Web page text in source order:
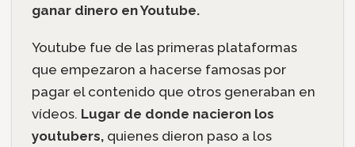
ganar dinero en Youtube.
Youtube fue de las primeras plataformas
que empezaron a hacerse famosas por
pagar el contenido que otros generaban en
vídeos. Lugar de donde nacieron los
youtubers,quienes dieron paso a los